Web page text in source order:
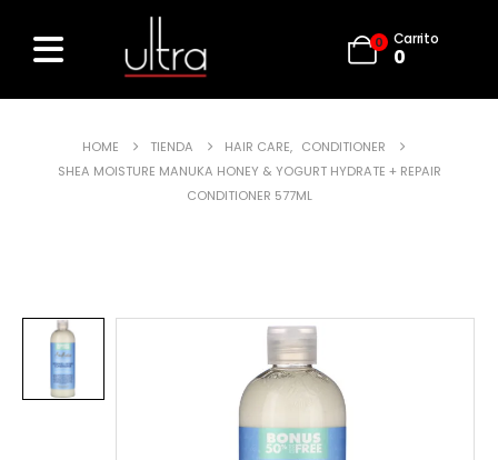
0 Carrito
0
HOME TIENDA HAIR CARE, CONDITIONER
SHEA MOISTURE MANUKA HONEY & YOGURT HYDRATE + REPAIR
CONDITIONER 577ML